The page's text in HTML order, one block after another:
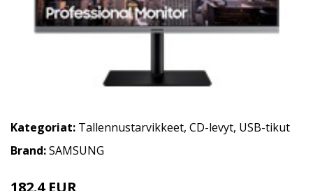
Kategoriat: Tallennustarvikkeet, CD-levyt, USB-tikut
Brand:SAMSUNG
182.4 EUR